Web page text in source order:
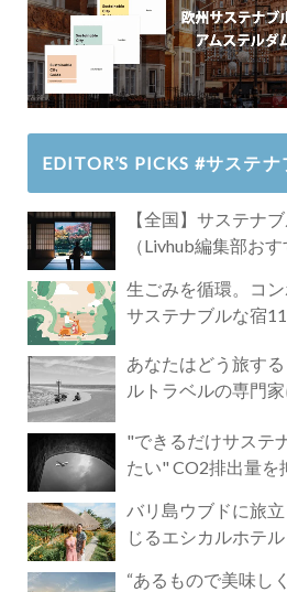
EDITOR’S PICKS #サステ
【全国】サステナ
（Livhub編集部おす
生ごみを循環。コ
サステナブルな宿
あなたはどう旅する？ ｜ 英国サステ
ルトラベルの専門
"できるだけサステ
たい" CO2排出量を
バリ島ウブドに旅
じるエシカルホテ
“あるもので美味し